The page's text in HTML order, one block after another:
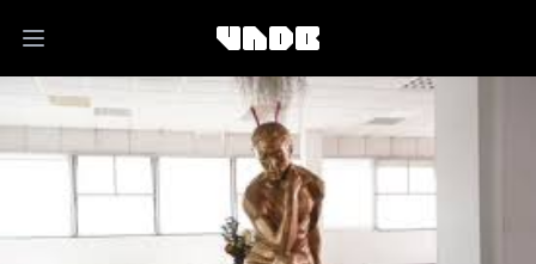
Open main menu